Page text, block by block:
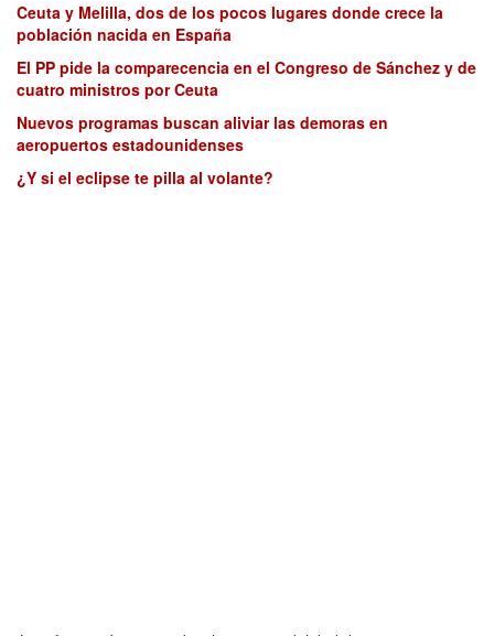
Ceuta y Melilla, dos de los pocos lugares donde crece la
población nacida en España
El PP pide la comparecencia en el Congreso de Sánchez y de
cuatro ministros por Ceuta
Nuevos programas buscan aliviar las demoras en
aeropuertos estadounidenses
¿Y si el eclipse te pilla al volante?